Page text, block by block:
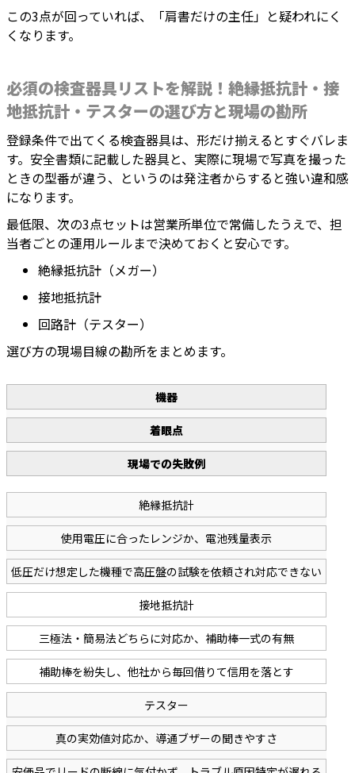
この3点が回っていれば、「肩書だけの主任」と疑われにく
くなります。
必須の検査器具リストを解説！絶縁抵抗計・接
地抵抗計・テスターの選び方と現場の勘所
登録条件で出てくる検査器具は、形だけ揃えるとすぐバレま
す。安全書類に記載した器具と、実際に現場で写真を撮った
ときの型番が違う、というのは発注者からすると強い違和感
になります。
最低限、次の3点セットは営業所単位で常備したうえで、担
当者ごとの運用ルールまで決めておくと安心です。
絶縁抵抗計（メガー）
接地抵抗計
回路計（テスター）
選び方の現場目線の勘所をまとめます。
機器
着眼点
現場での失敗例
絶縁抵抗計
使用電圧に合ったレンジか、電池残量表示
低圧だけ想定した機種で高圧盤の試験を依頼され対応できない
接地抵抗計
三極法・簡易法どちらに対応か、補助棒一式の有無
補助棒を紛失し、他社から毎回借りて信用を落とす
テスター
真の実効値対応か、導通ブザーの聞きやすさ